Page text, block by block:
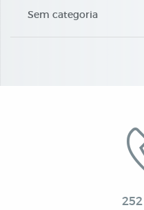
Sem categoria
252